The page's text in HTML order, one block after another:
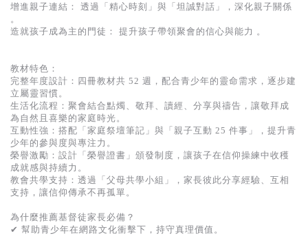
增進親子連結： 透過「精心時刻」與「坦誠對話」，深化親子關係
。
造就孩子成為主的門徒： 提升孩子帶領聚會的信心與能力 。
教材特色：
完整年度設計：四冊教材共 52 週，配合青少年的靈命需求，逐步建
立屬靈習慣。
生活化流程：聚會結合點燭、敬拜、讀經、分享與禱告，讓敬拜成
為自然且喜樂的家庭時光。
互動性強：搭配「家庭祭壇筆記」與「親子互動 25 件事」，提升青
少年的參與度與專注力。
榮譽激勵：設計「榮譽證書」頒發制度，讓孩子在信仰操練中收穫
成就感與持續力。
教會共學支持：透過「父母共學小組」，家長彼此分享經驗、互相
支持，讓信仰傳承不再孤單。
為什麼推薦基督徒家長必備？
✔ 幫助青少年在網路文化衝擊下，持守真理價值。